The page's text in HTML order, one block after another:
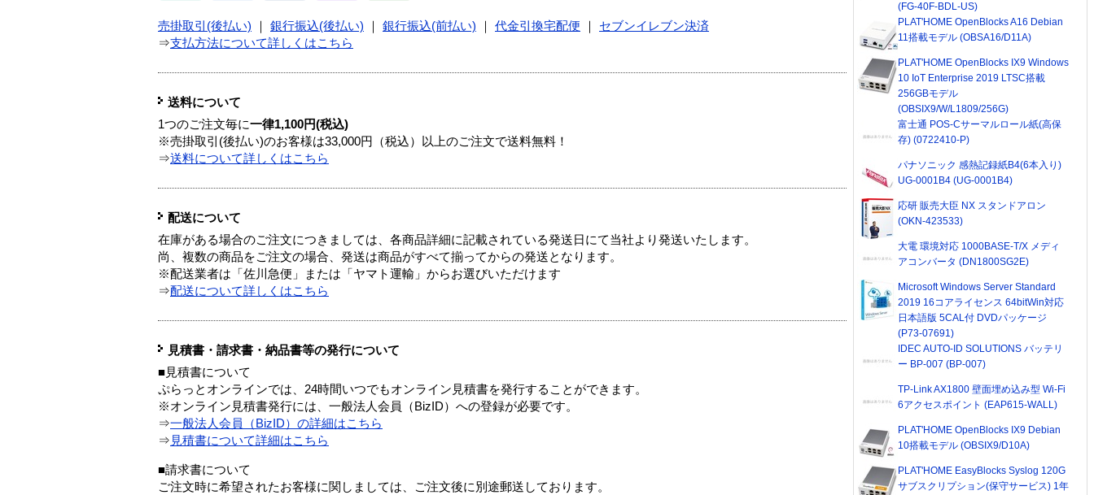
売掛取引(後払い) 銀行振込(後払い) 銀行振込(前払い) 代金引換宅配便
セブンイレブン決済
⇒支払方法について詳しくはこちら
送料について
1つのご注文毎に一律1,100円(税込)
※売掛取引(後払い)のお客様は33,000円（税込）以上のご注文で送料無料！
⇒送料について詳しくはこちら
配送について
在庫がある場合のご注文につきましては、各商品詳細に記載されている発送日にて当社より発送いたします。
尚、複数の商品をご注文の場合、発送は商品がすべて揃ってからの発送となります。
※配送業者は「佐川急便」または「ヤマト運輸」からお選びいただけます
⇒配送について詳しくはこちら
見積書・請求書・納品書等の発行について
■見積書について
ぷらっとオンラインでは、24時間いつでもオンライン見積書を発行することができます。
※オンライン見積書発行には、一般法人会員（BizID）への登録が必要です。
⇒一般法人会員（BizID）の詳細はこちら
⇒ 見積書について詳細はこちら
■請求書について
ご注文時に希望されたお客様に関しましては、ご注文後に別途郵送しております。
(FG-40F-BDL-US)
PLAT'HOME OpenBlocks A16 Debian
11搭載モデル (OBSA16/D11A)
PLAT'HOME OpenBlocks IX9 Windows
10 IoT Enterprise 2019 LTSC搭載
256GBモデル
(OBSIX9/W/L1809/256G)
富士通 POS-Cサーマルロール紙(高保
存) (0722410-P)
パナソニック 感熱記録紙B4(6本入り)
UG-0001B4 (UG-0001B4)
応研 販売大臣 NX スタンドアロン
(OKN-423533)
大電 環境対応 1000BASE-T/X メディ
アコンバータ (DN1800SG2E)
Microsoft Windows Server Standard
2019 16コアライセンス 64bitWin対応
日本語版 5CAL付 DVDパッケージ
(P73-07691)
IDEC AUTO-ID SOLUTIONS バッテリ
ー BP-007 (BP-007)
TP-Link AX1800 壁面埋め込み型 Wi-Fi
6アクセスポイント (EAP615-WALL)
PLAT'HOME OpenBlocks IX9 Debian
10搭載モデル (OBSIX9/D10A)
PLAT'HOME EasyBlocks Syslog 120G
サブスクリプション(保守サービス) 1年